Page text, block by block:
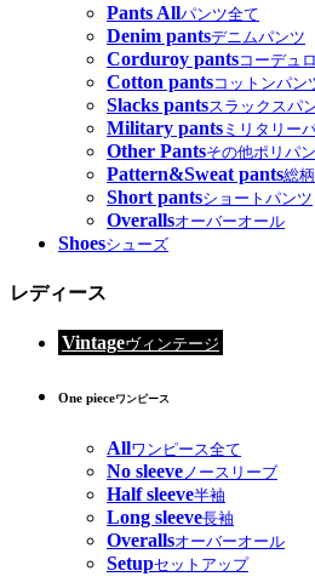
Pants Allパンツ全て
Denim pantsデニムパンツ
Corduroy pantsコーデュ
Cotton pantsコットンパン
Slacks pantsスラックスパ
Military pants ミリタリー
Other Pantsその他ポリパ
Pattern&Sweat pants総
Short pantsショートパンツ
Overallsオーバーオール
Shoesシューズ
レディース
Vintageヴィンテージ
One pieceワンピース
Allワンピース全て
No sleeveノースリーブ
Half sleeve半袖
Long sleeve長袖
Overallsオーバーオール
Setupセットアップ